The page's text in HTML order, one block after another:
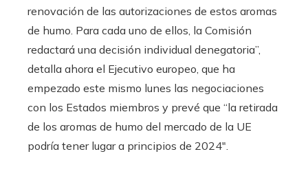
renovación de las autorizaciones de estos aromas
de humo. Para cada uno de ellos, la Comisión
redactará una decisión individual denegatoria”,
detalla ahora el Ejecutivo europeo, que ha
empezado este mismo lunes las negociaciones
con los Estados miembros y prevé que “la retirada
de los aromas de humo del mercado de la UE
podría tener lugar a principios de 2024″.